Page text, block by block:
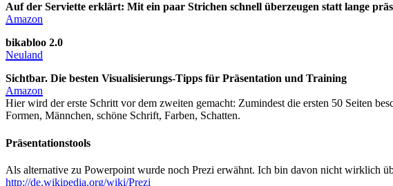
Auf der Serviette erklärt: Mit ein paar Strichen schnell überzeugen statt lange
Amazon
bikabloo 2.0
Neuland
Sichtbar. Die besten Visualisierungs-Tipps für Präsentation und Training
Amazon
Hier wird der erste Schritt vor dem zweiten gemacht: Zumindest die ersten 50 Seiten
Formen, Männchen, schöne Schrift, Farben, Schatten.
Präsentationstools
Als alternative zu Powerpoint wurde noch Prezi erwähnt. Ich bin davon nicht wirklich
http://de.wikipedia.org/wiki/Prezi